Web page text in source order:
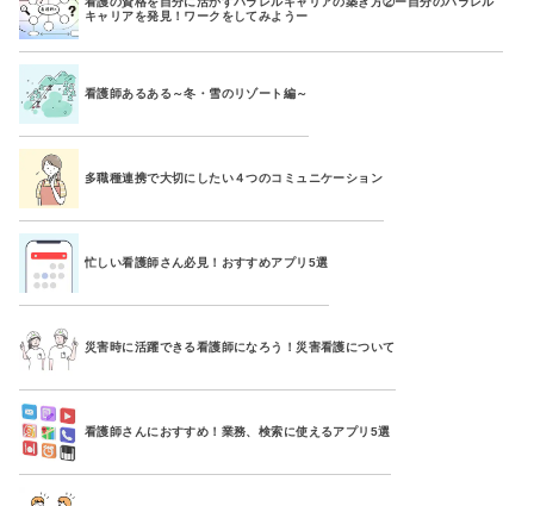
キャリアを発見！ワークをしてみようー
看護師あるある～冬・雪のリゾート編～
多職種連携で大切にしたい４つのコミュニケーション
忙しい看護師さん必見！おすすめアプリ5選
災害時に活躍できる看護師になろう！災害看護について
看護師さんにおすすめ！業務、検索に使えるアプリ5選